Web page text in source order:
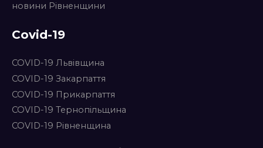
новини Рівненщини
Covid-19
COVID-19 Львівщина
COVID-19 Закарпаття
COVID-19 Прикарпаття
COVID-19 Тернопільщина
COVID-19 Рівненщина